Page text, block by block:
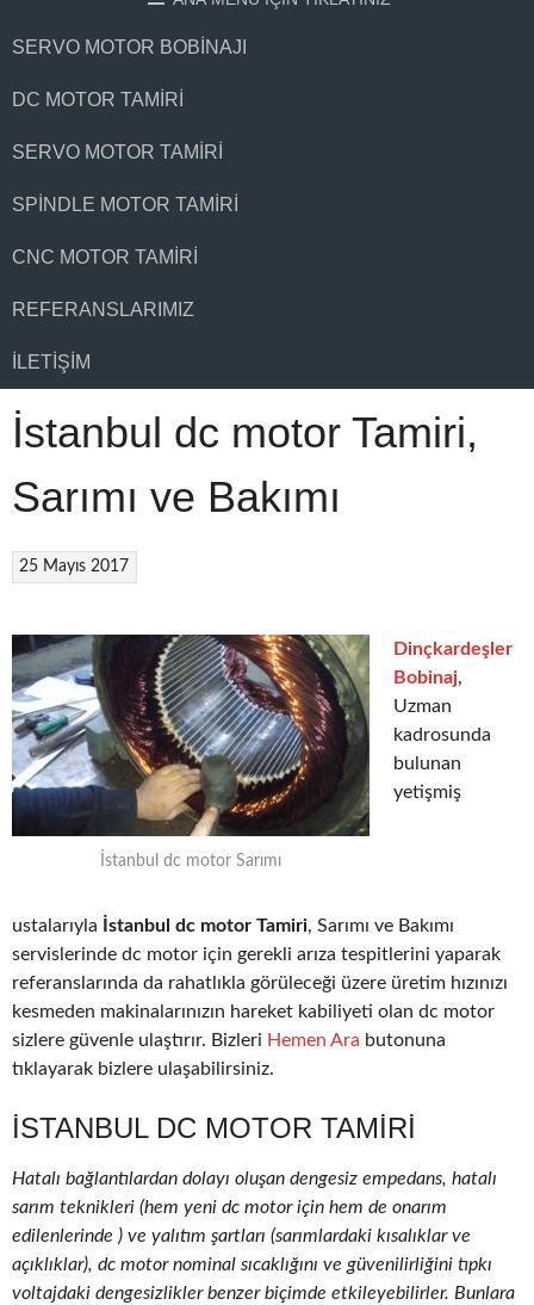
SERVO MOTOR BOBINAJI
DC MOTOR TAMIRI
SERVO MOTOR TAMIRI
SPINDLE MOTOR TAMIRI
CNC MOTOR TAMIRI
REFERANSLARIMIZ
İLETIŞIM
İstanbul dc motor Tamiri,
Sarımı ve Bakımı
25 Mayıs 2017
İstanbul dc motor Sarımı
Dinçkardeşler
Bobinaj,
Uzman
kadrosunda
bulunan
yetişmiş
ustalarıyla İstanbul dc motor Tamiri, Sarımı ve Bakımı
servislerinde dc motor için gerekli arıza tespitlerini yaparak
referanslarında da rahatlıkla görüleceği üzere üretim hızınızı
kesmeden makinalarınızın hareket kabiliyeti olan dc motor
sizlere güvenle ulaştırır. Bizleri Hemen Ara butonuna
tıklayarak bizlere ulaşabilirsiniz.
İSTANBUL DC MOTOR TAMIRI
Hatalı bağlantılardan dolayı oluşan dengesiz empedans, hatalı
sarım teknikleri (hem yeni dc motor için hem de onarım
edilenlerinde ) ve yalıtım şartları (sarımlardaki kısalıklar ve
açıklıklar), dc motor nominal sıcaklığını ve güvenilirliğini tıpkı
voltajdaki dengesizlikler benzer biçimde etkileyebilirler. Bunlara